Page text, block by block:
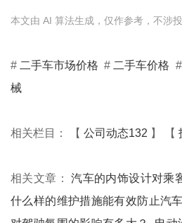
本文由 AI 算法生成，仅作参考，不涉
# 二手车市场价格 # 二手车价格 #
械
相关栏目： 【 公司动态132 】 【
相关文章：汽车的内饰设计对乘
什么样的维护措施能有效防止汽